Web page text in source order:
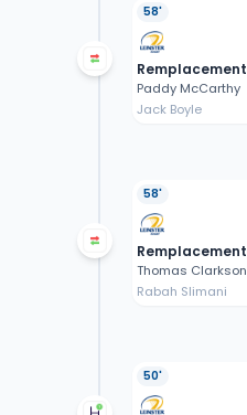
58'
Remplacement
Paddy McCarthy
Jack Boyle
58'
Remplacement
Thomas Clarkson
Rabah Slimani
50'